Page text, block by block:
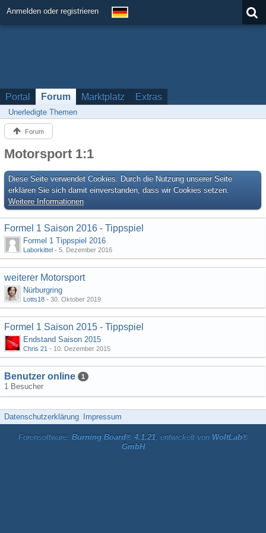
Anmelden oder registrieren
Portal Forum Marktplatz Extras
Unerledigte Themen
Forum
Motorsport 1:1
Diese Seite verwendet Cookies. Durch die Nutzung unserer Seite
erklären Sie sich damit einverstanden, dass wir Cookies setzen.
Weitere Informationen
Formel 1 Saison 2016 - Tippspiel
Formel 1 Tippspiel 2016
Laborkittel - 5. Dezember 2016
weiterer Motorsport
Nürburgring
Lotts18 - 30. Oktober 2019
Formel 1 Saison 2015 - Tippspiel
Endstand Saison 2015
Chris 21 - 10. Dezember 2015
Benutzer online 1
1 Besucher
Datenschutzerklärung Impressum
Forensoftware: Burning Board® 4.1.21, entwickelt von WoltLab®
GmbH